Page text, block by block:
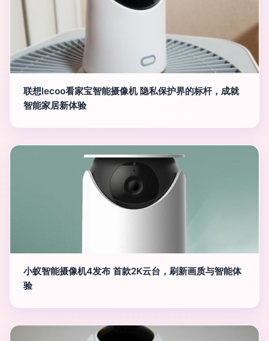
联想lecoo看家宝智能摄像机 隐私保护界的标杆，成就
智能家居新体验
小蚁智能摄像机4发布 首款2K云台，刷新画质与智能体
验